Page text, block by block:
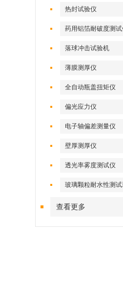
热封试验仪
药用铝箔耐破度测试
落球冲击试验机
薄膜测厚仪
全自动瓶盖扭矩仪
偏光应力仪
电子轴偏差测量仪
壁厚测厚仪
透光率雾度测试仪
玻璃颗粒耐水性测
查看更多